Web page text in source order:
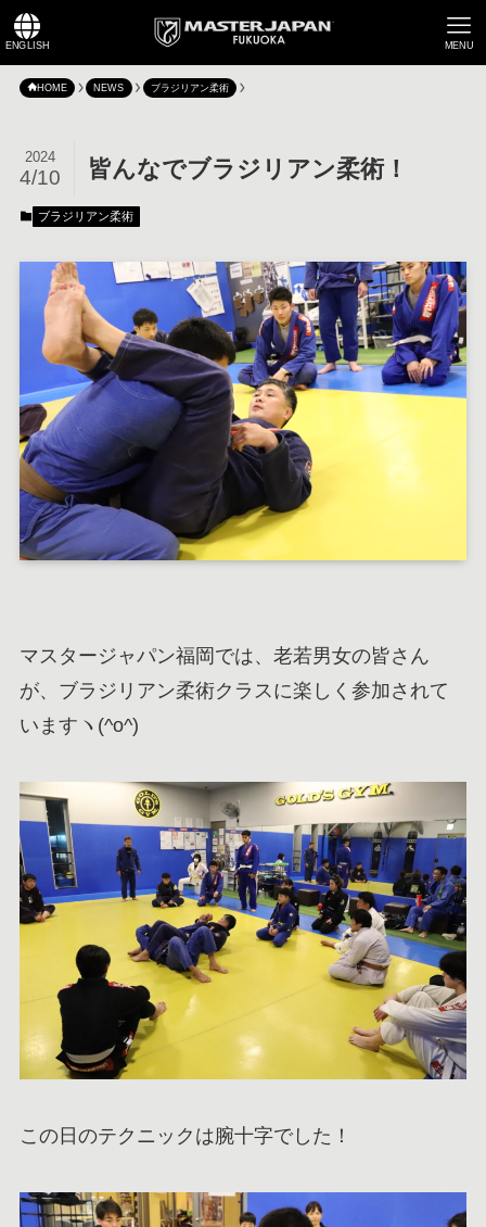
ENGLISH MENU
HOME NEWS ブラジリアン柔術
皆んなでブラジリアン柔術！
2024
4/10
ブラジリアン柔術
マスタージャパン福岡では、老若男女の皆さん
が、ブラジリアン柔術クラスに楽しく参加されて
いますヽ(^o^)
この日のテクニックは腕十字でした！